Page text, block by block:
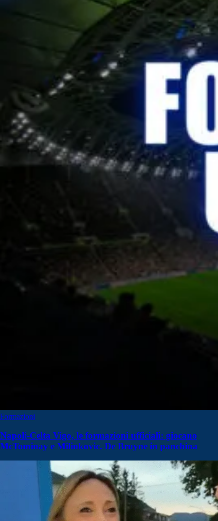
Formazioni
Napoli-Celta Vigo, le formazioni ufficiali: giocano
McTominay e Milinkovic. De Bruyne in panchina